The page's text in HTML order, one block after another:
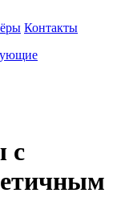
Контакты
с